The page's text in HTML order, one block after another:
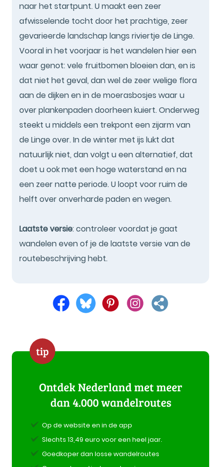
naar het startpunt. U maakt een zeer
afwisselende tocht door het prachtige, zeer
gevarieerde landschap langs riviertje de Linge.
Vooral in het voorjaar is het wandelen hier een
waar genot: vele fruitbomen bloeien dan, en is
dat niet het geval, dan wel de zeer welige flora
aan de dijken en in de moerasbosjes waar u
over plankenpaden doorheen kuiert. Onderweg
steekt u middels een trekpont een zijarm van
de Linge over. In de winter met ijs lukt dat
natuurlijk niet, dan volgt u een alternatief, dat
doet u ook met een hoge waterstand en na
een zeer natte periode. U loopt voor ruim de
helft over onverharde paden en wegen.
Laatste versie: controleer voordat je gaat
wandelen even of je de laatste versie van de
routebeschrijving hebt.
tip
Ontdek Nederland met meer
dan 4.000 wandelroutes
Op de website en in de app
Slechts 13,49 euro voor een heel jaar.
Goedkoper dan losse wandelroutes